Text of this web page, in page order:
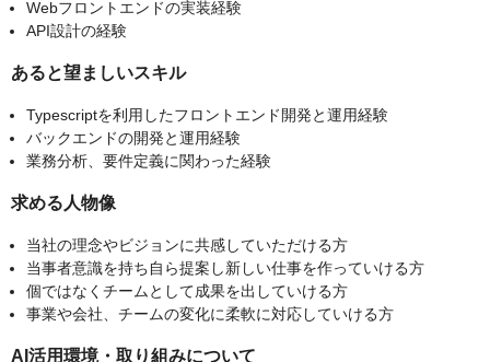
Webフロントエンドの実装経験
API設計の経験
あると望ましいスキル
Typescriptを利用したフロントエンド開発と運用経験
バックエンドの開発と運用経験
業務分析、要件定義に関わった経験
求める人物像
当社の理念やビジョンに共感していただける方
当事者意識を持ち自ら提案し新しい仕事を作っていける方
個ではなくチームとして成果を出していける方
事業や会社、チームの変化に柔軟に対応していける方
AI活用環境・取り組みについて